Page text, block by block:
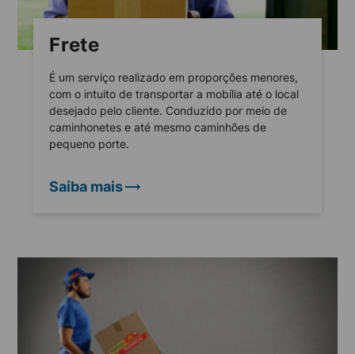
Frete
É um serviço realizado em proporções menores,
com o intuito de transportar a mobília até o local
desejado pelo cliente. Conduzido por meio de
caminhonetes e até mesmo caminhões de
pequeno porte.
Saiba mais